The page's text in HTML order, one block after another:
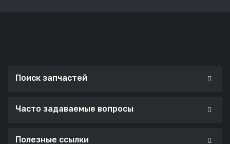
Поиск запчастей
Часто задаваемые вопросы
Полезные ссылки